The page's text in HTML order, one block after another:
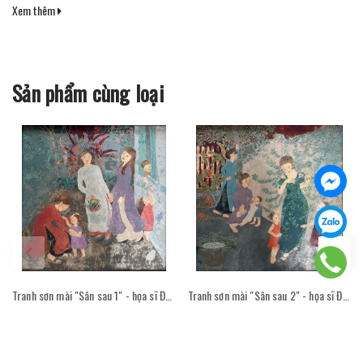
Xem thêm
Sản phẩm cùng loại